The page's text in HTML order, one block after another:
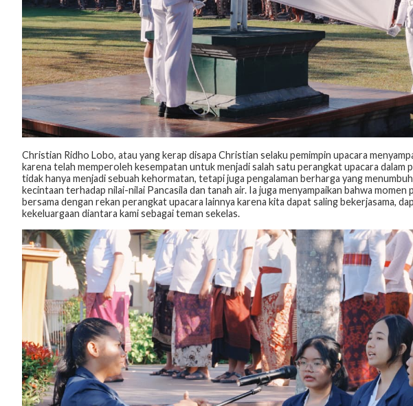
Christian Ridho Lobo, atau yang kerap disapa Christian selaku pemimpin upacara
karena telah memperoleh kesempatan untuk menjadi salah satu perangkat upacara dalam
tidak hanya menjadi sebuah kehormatan, tetapi juga pengalaman berharga yang
kecintaan terhadap nilai-nilai Pancasila dan tanah air. Ia juga menyampaikan bahwa momen
bersama dengan rekan perangkat upacara lainnya karena kita dapat saling bekerjasama,
kekeluargaan diantara kami sebagai teman sekelas.